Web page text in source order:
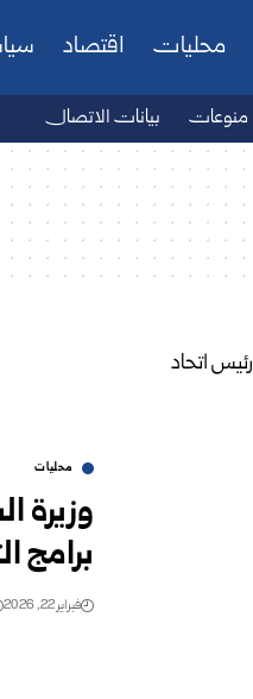
محليات اقتصاد
منوعات بيانات الاتصال
محليات
وزيرة
برامج
فبراير 22, 2026